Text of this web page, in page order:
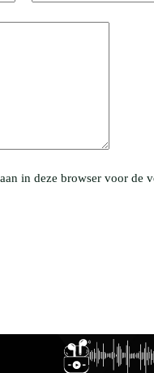
in deze browser voor de